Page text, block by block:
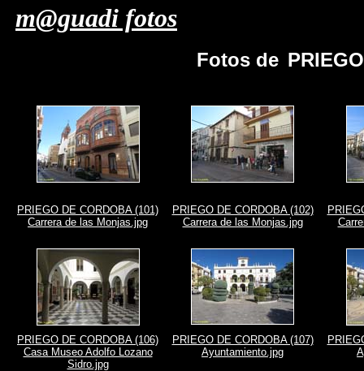
m@guadi fotos
Fotos de
PRIEGO DE CORDOBA (101)
Carrera de las Monjas.jpg
PRIEGO DE CORDOBA (102)
Carrera de las Monjas.jpg
PRIEGO DE CORDOBA (106)
Casa Museo Adolfo Lozano
Sidro.jpg
PRIEGO DE CORDOBA (107)
Ayuntamiento.jpg